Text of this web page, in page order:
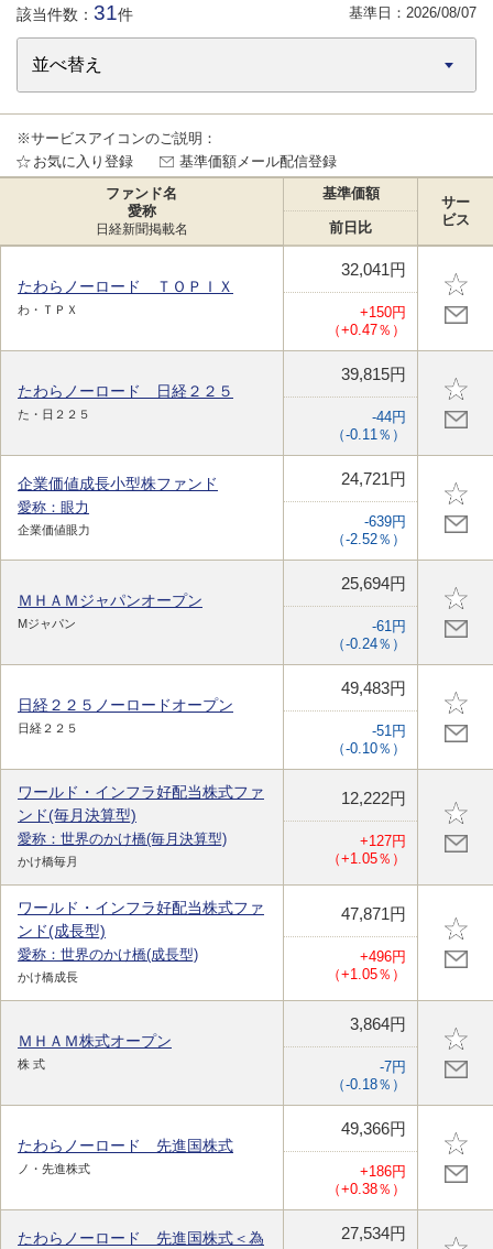
該当件数： 31件 基準日： 2026/08/07
※サービスアイコンのご説明：
お気に入り登録
基準価額メール配信登録
ファンド名
愛称
日経新聞掲載名
基準価額
サー
ビス
前日比
たわらノーロード ＴＯＰＩＸ
わ・ＴＰＸ
32,041円
+150円
（+0.47％）
たわらノーロード 日経２２５
た・日２２５
39,815円
-44円
（-0.11％）
企業価値成長小型株ファンド
愛称：眼力
企業価値眼力
24,721円
-639円
（-2.52％）
ＭＨＡＭジャパンオープン
Mジャパン
25,694円
-61円
（-0.24％）
日経２２５ノーロードオープン
日経２２５
49,483円
-51円
（-0.10％）
ワールド・インフラ好配当株式ファ
ンド(毎月決算型)
愛称：世界のかけ橋(毎月決算型)
かけ橋毎月
12,222円
+127円
（+1.05％）
ワールド・インフラ好配当株式ファ
ンド(成長型)
愛称：世界のかけ橋(成長型)
かけ橋成長
47,871円
+496円
（+1.05％）
ＭＨＡＭ株式オープン
株 式
3,864円
-7円
（-0.18％）
たわらノーロード 先進国株式
ノ・先進株式
49,366円
+186円
（+0.38％）
たわらノーロード 先進国株式＜為
27,534円